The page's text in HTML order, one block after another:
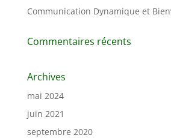
Communication Dynamique et
Commentaires récents
Archives
mai 2024
juin 2021
septembre 2020